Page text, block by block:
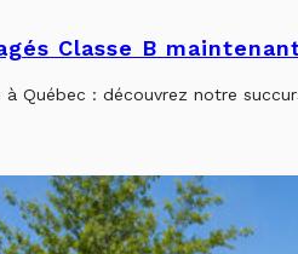
Classe B
à Québec : découvrez notre